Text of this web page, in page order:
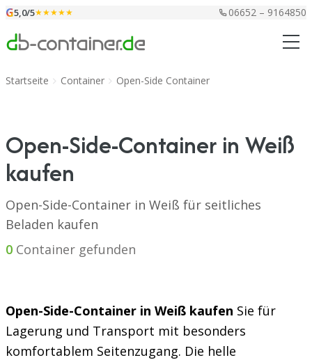
Zum Inhalt springen
G5,0/5★★★★★ 06652 – 9164850
Startseite Container Open-Side Container
Open-Side-Container in Weiß
kaufen
Open-Side-Container in Weiß für seitliches
Beladen kaufen
0 Container gefunden
Open-Side-Container in Weiß kaufen Sie für
Lagerung und Transport mit besonders
komfortablem Seitenzugang. Die helle